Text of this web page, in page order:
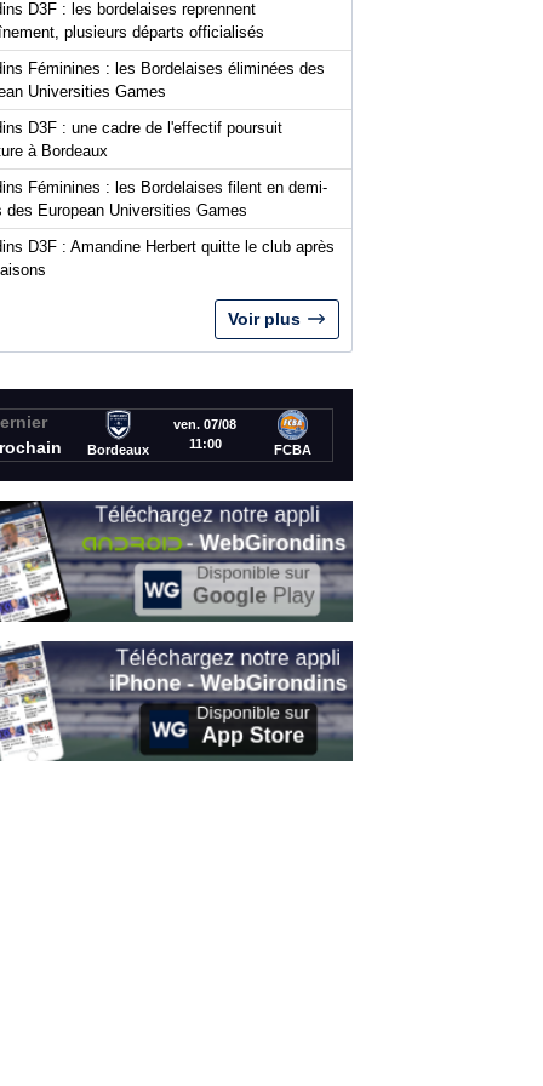
D3F : les bordelaises reprennent
plusieurs départs officialisés
Féminines : les Bordelaises éliminées des
Universities Games
D3F : une cadre de l'effectif poursuit
à Bordeaux
Féminines : les Bordelaises filent en demi-
des European Universities Games
D3F : Amandine Herbert quitte le club après
Voir plus
Bordeaux
ven. 07/08
11:00
FCBA